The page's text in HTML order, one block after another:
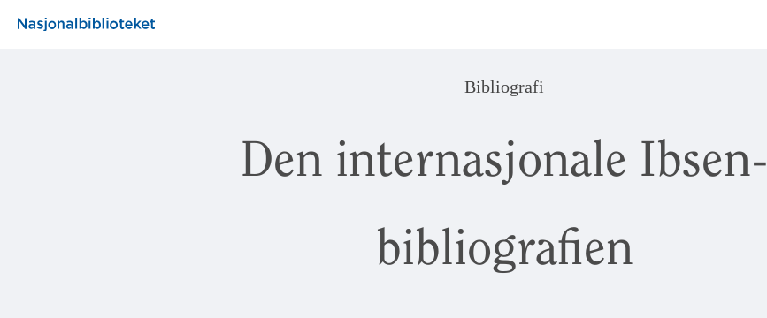
Bibliografi
Den internasjonale Ibsen-
bibliografien